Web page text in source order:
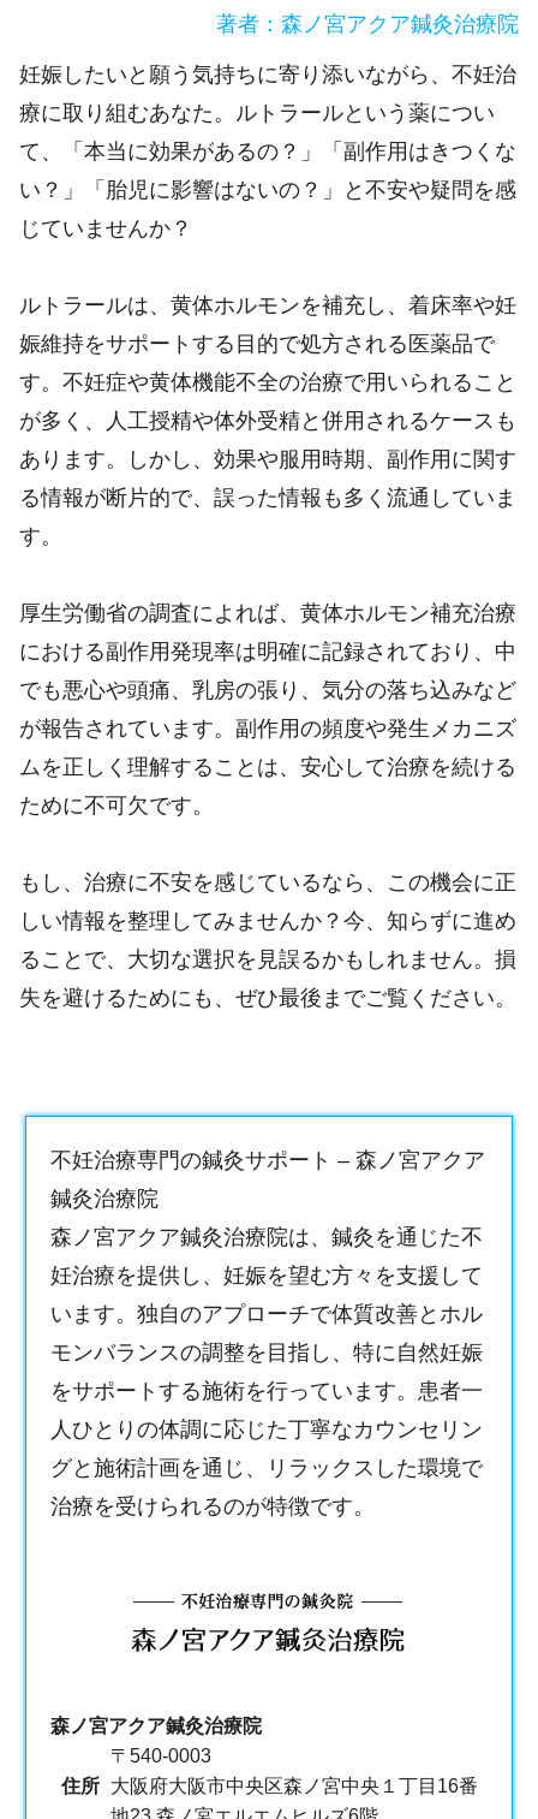
著者：森ノ宮アクア鍼灸治療院
妊娠したいと願う気持ちに寄り添いながら、不妊治
療に取り組むあなた。ルトラールという薬につい
て、「本当に効果があるの？」「副作用はきつくな
い？」「胎児に影響はないの？」と不安や疑問を感
じていませんか？
ルトラールは、黄体ホルモンを補充し、着床率や妊
娠維持をサポートする目的で処方される医薬品で
す。不妊症や黄体機能不全の治療で用いられること
が多く、人工授精や体外受精と併用されるケースも
あります。しかし、効果や服用時期、副作用に関す
る情報が断片的で、誤った情報も多く流通していま
す。
厚生労働省の調査によれば、黄体ホルモン補充治療
における副作用発現率は明確に記録されており、中
でも悪心や頭痛、乳房の張り、気分の落ち込みなど
が報告されています。副作用の頻度や発生メカニズ
ムを正しく理解することは、安心して治療を続ける
ために不可欠です。
もし、治療に不安を感じているなら、この機会に正
しい情報を整理してみませんか？今、知らずに進め
ることで、大切な選択を見誤るかもしれません。損
失を避けるためにも、ぜひ最後までご覧ください。
不妊治療専門の鍼灸サポート – 森ノ宮アクア
鍼灸治療院
森ノ宮アクア鍼灸治療院は、鍼灸を通じた不
妊治療を提供し、妊娠を望む方々を支援して
います。独自のアプローチで体質改善とホル
モンバランスの調整を目指し、特に自然妊娠
をサポートする施術を行っています。患者一
人ひとりの体調に応じた丁寧なカウンセリン
グと施術計画を通じ、リラックスした環境で
治療を受けられるのが特徴です。
森ノ宮アクア鍼灸治療院
住所
〒540-0003
大阪府大阪市中央区森ノ宮中央１丁目16番